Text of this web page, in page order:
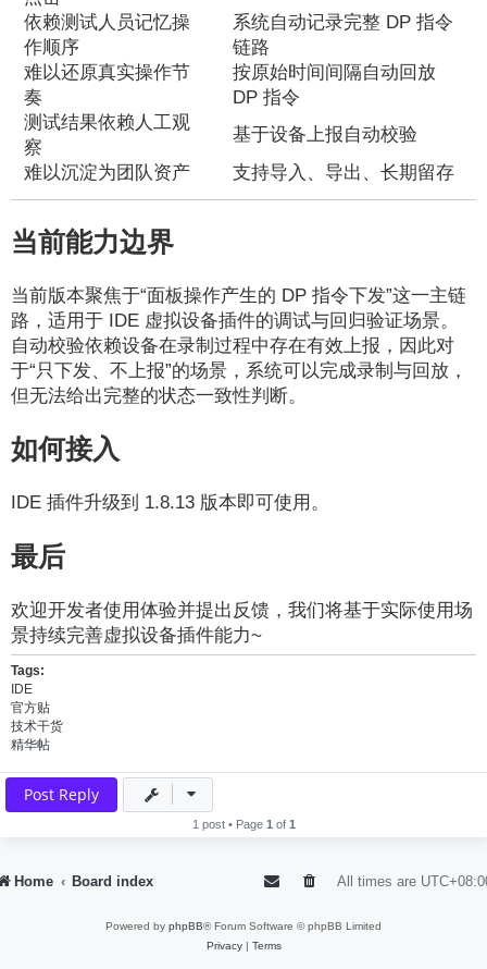
依赖测试人员记忆操
作顺序
系统自动记录完整 DP 指令
链路
难以还原真实操作节
奏
按原始时间间隔自动回放
DP 指令
测试结果依赖人工观
察
基于设备上报自动校验
难以沉淀为团队资产
支持导入、导出、长期留存
当前能力边界
当前版本聚焦于“面板操作产生的 DP 指令下发”这一主链
路，适用于 IDE 虚拟设备插件的调试与回归验证场景。
自动校验依赖设备在录制过程中存在有效上报，因此对
于“只下发、不上报”的场景，系统可以完成录制与回放，
但无法给出完整的状态一致性判断。
如何接入
IDE 插件升级到 1.8.13 版本即可使用。
最后
欢迎开发者使用体验并提出反馈，我们将基于实际使用场
景持续完善虚拟设备插件能力~
Tags:
IDE
官方贴
技术干货
精华帖
Post Reply
1 post • Page 1 of 1
Home Board index All times are
Powered by phpBB® Forum Software © phpBB Limited
Privacy| Terms